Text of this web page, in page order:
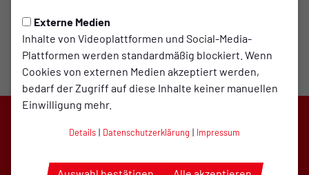
Externe Medien
Inhalte von Videoplattformen und Social-Media-
Plattformen werden standardmäßig blockiert. Wenn
Cookies von externen Medien akzeptiert werden,
bedarf der Zugriff auf diese Inhalte keiner manuellen
Einwilligung mehr.
Details | Datenschutzerklärung | Impressum